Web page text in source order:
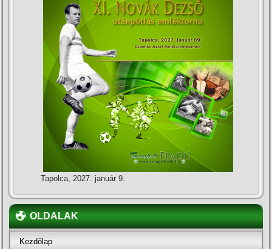
Tapolca, 2027. január 9.
OLDALAK
Kezdőlap